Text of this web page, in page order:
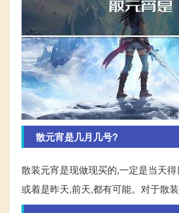
散元宵是几月几号?
散装元宵是现做现买的,一定是当天
或着是昨天,前天,都有可能。对于散